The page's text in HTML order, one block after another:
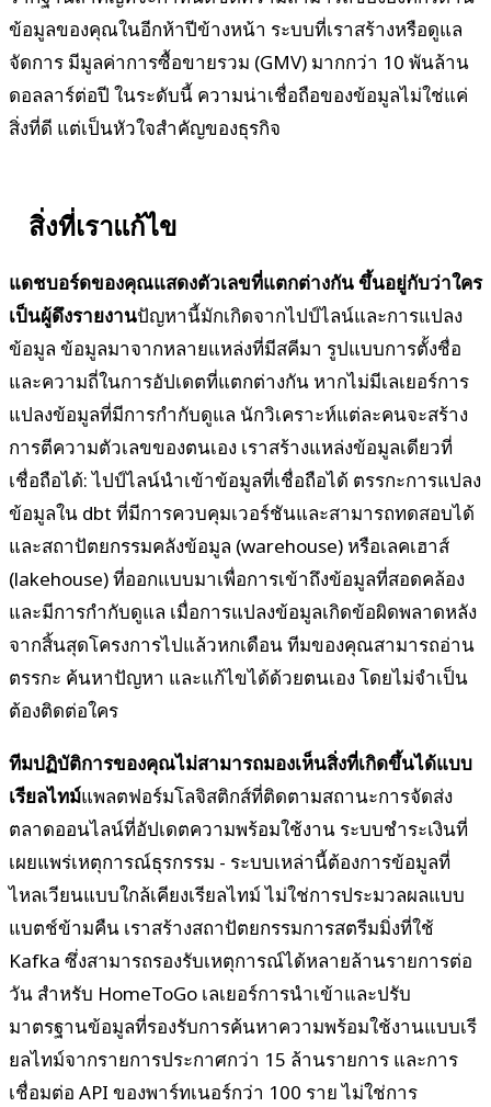
ข้อมูลของคุณในอีกห้าปีข้างหน้า ระบบที่เราสร้างหรือดูแล
จัดการ มีมูลค่าการซื้อขายรวม (GMV) มากกว่า 10 พันล้าน
ดอลลาร์ต่อปี ในระดับนี้ ความน่าเชื่อถือของข้อมูลไม่ใช่แค่
สิ่งที่ดี แต่เป็นหัวใจสำคัญของธุรกิจ
สิ่งที่เราแก้ไข
แดชบอร์ดของคุณแสดงตัวเลขที่แตกต่างกัน ขึ้นอยู่กับว่าใคร
เป็นผู้ดึงรายงานปัญหานี้มักเกิดจากไปป์ไลน์และการแปลง
ข้อมูล ข้อมูลมาจากหลายแหล่งที่มีสคีมา รูปแบบการตั้งชื่อ
และความถี่ในการอัปเดตที่แตกต่างกัน หากไม่มีเลเยอร์การ
แปลงข้อมูลที่มีการกำกับดูแล นักวิเคราะห์แต่ละคนจะสร้าง
การตีความตัวเลขของตนเอง เราสร้างแหล่งข้อมูลเดียวที่
เชื่อถือได้: ไปป์ไลน์นำเข้าข้อมูลที่เชื่อถือได้ ตรรกะการแปลง
ข้อมูลใน dbt ที่มีการควบคุมเวอร์ชันและสามารถทดสอบได้
และสถาปัตยกรรมคลังข้อมูล (warehouse) หรือเลคเฮาส์
(lakehouse) ที่ออกแบบมาเพื่อการเข้าถึงข้อมูลที่สอดคล้อง
และมีการกำกับดูแล เมื่อการแปลงข้อมูลเกิดข้อผิดพลาดหลัง
จากสิ้นสุดโครงการไปแล้วหกเดือน ทีมของคุณสามารถอ่าน
ตรรกะ ค้นหาปัญหา และแก้ไขได้ด้วยตนเอง โดยไม่จำเป็น
ต้องติดต่อใคร
ทีมปฏิบัติการของคุณไม่สามารถมองเห็นสิ่งที่เกิดขึ้นได้แบบ
เรียลไทม์แพลตฟอร์มโลจิสติกส์ที่ติดตามสถานะการจัดส่ง
ตลาดออนไลน์ที่อัปเดตความพร้อมใช้งาน ระบบชำระเงินที่
เผยแพร่เหตุการณ์ธุรกรรม - ระบบเหล่านี้ต้องการข้อมูลที่
ไหลเวียนแบบใกล้เคียงเรียลไทม์ ไม่ใช่การประมวลผลแบบ
แบตช์ข้ามคืน เราสร้างสถาปัตยกรรมการสตรีมมิ่งที่ใช้
Kafka ซึ่งสามารถรองรับเหตุการณ์ได้หลายล้านรายการต่อ
วัน สำหรับ HomeToGo เลเยอร์การนำเข้าและปรับ
มาตรฐานข้อมูลที่รองรับการค้นหาความพร้อมใช้งานแบบเรี
ยลไทม์จากรายการประกาศกว่า 15 ล้านรายการ และการ
เชื่อมต่อ API ของพาร์ทเนอร์กว่า 100 ราย ไม่ใช่การ